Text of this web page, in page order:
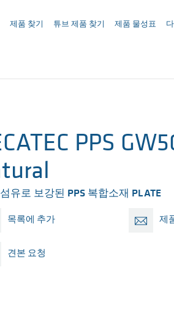
제품 찾기 튜브 제품 찾기 제품 물성표
PPS
유로 보강된 PPS 복합소재 PLATE
목록에 추가 제
견본 요청